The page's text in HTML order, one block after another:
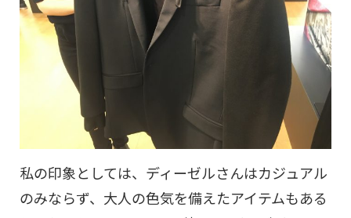
私の印象としては、ディーゼルさんはカジュアル
のみならず、大人の色気を備えたアイテムもある